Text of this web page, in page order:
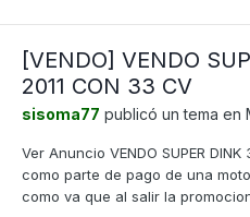
[VENDO] VENDO
2011 CON 33 CV
sisoma77 publicó un tema en
Ver Anuncio VENDO SUPER
como parte de pago de una
como va que al salir la